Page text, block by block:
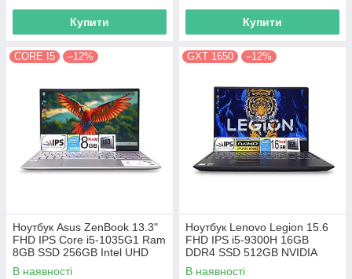
Купити Купити
CORE I5 –12%
Ноутбук Asus ZenBook 13.3"
FHD IPS Core i5-1035G1 Ram
8GB SSD 256GB Intel UHD
Graphics
В наявності
GXT 1650 –12%
Ноутбук Lenovo Legion 15.6
FHD IPS i5-9300H 16GB
DDR4 SSD 512GB NVIDIA
GTX1650
В наявності